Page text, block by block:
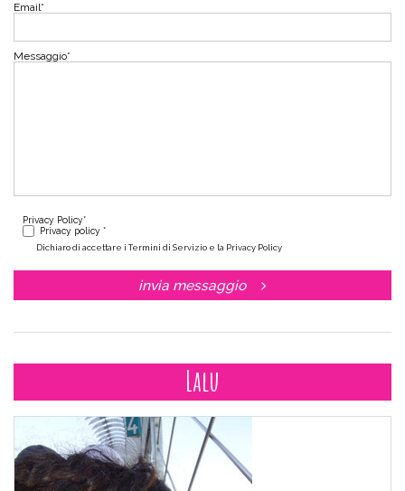
Email*
Messaggio*
Privacy Policy*
Privacy policy *
Dichiaro di accettare i Termini di Servizio e la Privacy Policy
invia messaggio
Lalu